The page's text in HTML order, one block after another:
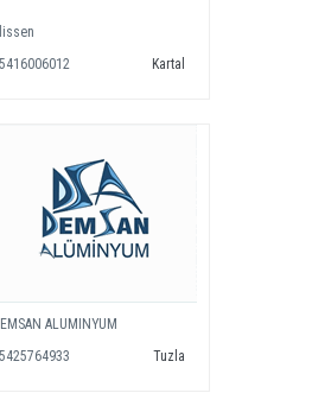
Kartal
ALUMINYUM
Tuzla